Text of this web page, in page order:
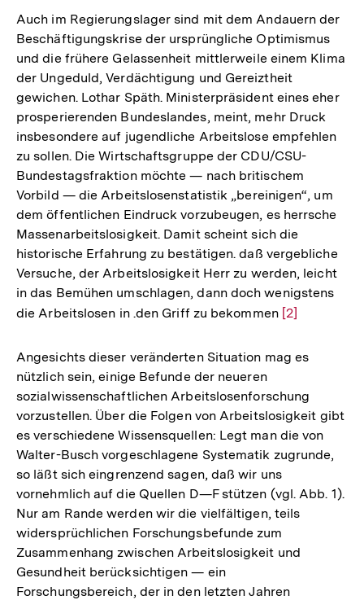
der
Fußnote
Auch im Regierungslager sind mit dem Andauern der
Beschäftigungskrise der ursprüngliche Optimismus
und die frühere Gelassenheit mittlerweile einem Klima
der Ungeduld, Verdächtigung und Gereiztheit
gewichen. Lothar Späth. Ministerpräsident eines eher
prosperierenden Bundeslandes, meint, mehr Druck
insbesondere auf jugendliche Arbeitslose empfehlen
zu sollen. Die Wirtschaftsgruppe der CDU/CSU-
Bundestagsfraktion möchte — nach britischem
Vorbild — die Arbeitslosenstatistik „bereinigen“, um
dem öffentlichen Eindruck vorzubeugen, es herrsche
Massenarbeitslosigkeit. Damit scheint sich die
historische Erfahrung zu bestätigen. daß vergebliche
Versuche, der Arbeitslosigkeit Herr zu werden, leicht
in das Bemühen umschlagen, dann doch wenigstens
die Arbeitslosen in .den Griff zu bekommen Zur
der
[2]
Angesichts dieser veränderten Situation mag es
nützlich sein, einige Befunde der neueren
sozialwissenschaftlichen Arbeitslosenforschung
vorzustellen. Über die Folgen von Arbeitslosigkeit gibt
es verschiedene Wissensquellen: Legt man die von
Walter-Busch vorgeschlagene Systematik zugrunde,
so läßt sich eingrenzend sagen, daß wir uns
vornehmlich auf die Quellen D—F stützen (vgl. Abb. 1).
Nur am Rande werden wir die vielfältigen, teils
widersprüchlichen Forschungsbefunde zum
Zusammenhang zwischen Arbeitslosigkeit und
Gesundheit berücksichtigen — ein
Forschungsbereich, der in den letzten Jahren